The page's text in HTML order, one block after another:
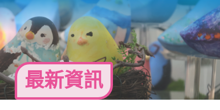
最新資訊